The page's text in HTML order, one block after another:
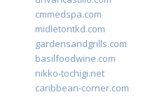
cmmedspa.com
midletontkd.com
gardensandgrills.com
basilfoodwine.com
nikko-tochigi.net
caribbean-corner.com